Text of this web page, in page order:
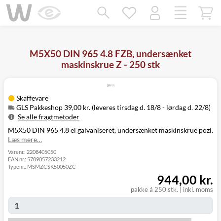
M5X50 DIN 965 4.8 FZB, undersænket
maskinskrue Z - 250 stk
Skaffevare
GLS Pakkeshop 39,00 kr. (leveres tirsdag d. 18/8 - lørdag d. 22/8)
Se alle fragtmetoder
Metode
Pris
Leveres
GLS
49,00 kr.
GLS Erhverv 49,00 kr.
Tirsdag d. 18/8
-
Click&Collect i
M5X50 DIN 965 4.8 el galvaniseret, undersænket maskinskrue pozi.
Læs mere…
Varenr.: 2208405050
EAN nr.: 5709057233212
Typenr.: MSMZCSK50050ZC
pakke á 250 stk. inkl. moms
944,00 kr.
Mangler chatten?
Ret samtykke!